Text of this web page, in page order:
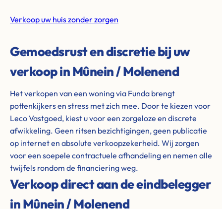
Verkoop uw huis zonder zorgen
Gemoedsrust en discretie bij uw
verkoop in Mûnein / Molenend
Het verkopen van een woning via Funda brengt
pottenkijkers en stress met zich mee. Door te kiezen voor
Leco Vastgoed, kiest u voor een zorgeloze en discrete
afwikkeling. Geen ritsen bezichtigingen, geen publicatie
op internet en absolute verkoopzekerheid. Wij zorgen
voor een soepele contractuele afhandeling en nemen alle
twijfels rondom de financiering weg.
Verkoop direct aan de eindbelegger
in Mûnein / Molenend